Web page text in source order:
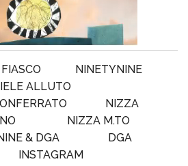
NINETYNINE
ALLUTO
NIZZA
NIZZA M.TO
& DGA
DGA
INSTAGRAM